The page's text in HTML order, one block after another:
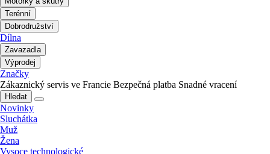
Terénní
Dobrodružství
Dílna
Zavazadla
Výprodej
Značky
Zákaznický servis ve Francie Bezpečná platba Snadné vracení
Hledat
Novinky
Sluchátka
Muž
Žena
Vysoce technologické